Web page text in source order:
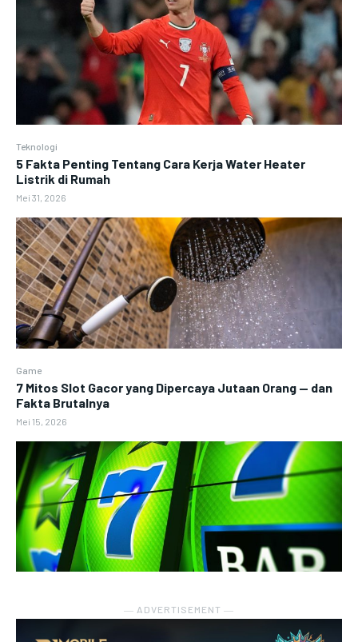
Teknologi
5 Fakta Penting Tentang Cara Kerja Water Heater
Listrik di Rumah
Mei 31, 2026
Game
7 Mitos Slot Gacor yang Dipercaya Jutaan Orang — dan
Fakta Brutalnya
Mei 15, 2026
― ADVERTISEMENT ―